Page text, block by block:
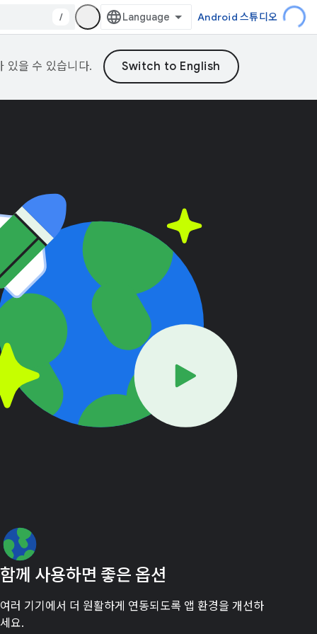
/ Android 스튜디오
있을 수 있습니다.
함께 사용하면 좋은 옵션
여러 기기에서 더 원활하게 연동되도록 앱 환경을 개선하
세요.